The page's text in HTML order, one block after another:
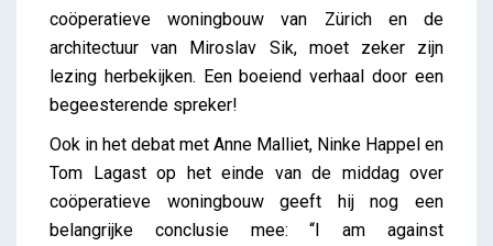
coöperatieve woningbouw van Zürich en de
architectuur van Miroslav Sik, moet zeker zijn
lezing herbekijken. Een boeiend verhaal door een
begeesterende spreker!
Ook in het debat met Anne Malliet, Ninke Happel en
Tom Lagast op het einde van de middag over
coöperatieve woningbouw geeft hij nog een
belangrijke conclusie mee: “I am against